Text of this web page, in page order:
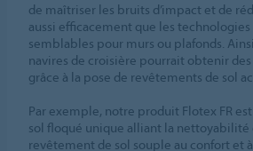
de maîtriser les bruits d’impact et de
aussi efficacement que les
semblables pour murs ou plafonds.
navires de croisière pourrait obtenir
grâce à la pose de revêtements de sol
Par exemple, notre produit Flotex FR
sol floqué unique alliant la nettoyabilité
revêtement de sol souple au confort et